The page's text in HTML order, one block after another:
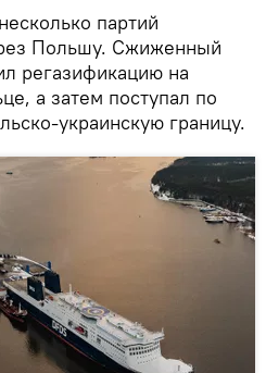
партий
Польшу. Сжиженный
регазификацию на
а затем поступал по
украинскую границу.